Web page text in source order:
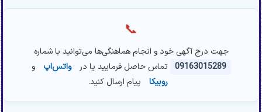
📞
جهت درج آگهی خود و انجام هماهنگی‌ها می‌توانید با شماره
09163015289 تماس حاصل فرمایید یا در واتس‌اپ
و
روبیکا
پیام ارسال کنید.